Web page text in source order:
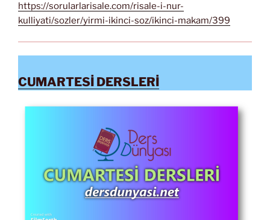
https://sorularlarisale.com/risale-i-nur-
kulliyati/sozler/yirmi-ikinci-soz/ikinci-makam/399
CUMARTESİ DERSLERİ